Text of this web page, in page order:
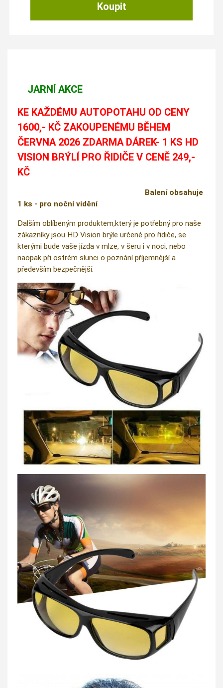
JARNÍ AKCE
KE KAŽDÉMU AUTOPOTAHU OD CENY
1600,- KČ ZAKOUPENÉMU BĚHEM
ČERVNA 2026 ZDARMA DÁREK- 1 KS HD
VISION BRÝLÍ PRO ŘIDIČE V CENĚ 249,-
KČ
Balení obsahuje
1 ks - pro noční vidění
Dalším oblíbeným produktem,který je potřebný pro naše
zákazníky jsou HD Vision brýle určené pro řidiče, se
kterými bude vaše jízda v mlze, v šeru i v noci, nebo
naopak při ostrém slunci o poznání příjemnější a
především bezpečnější.